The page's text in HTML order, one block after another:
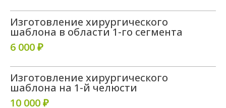
Изготовление хирургического
шаблона в области 1-го сегмента
6 000 ₽
Изготовление хирургического
шаблона на 1-й челюсти
10 000 ₽
запрещённой на территории РФ
обработки персональных данных
Согласие на получение рекламно-
информационной рассылки
Политика использования файлов cookie
ООО "Эсте Дент"
ИНН 2635213260
ОГРН 1152651023656